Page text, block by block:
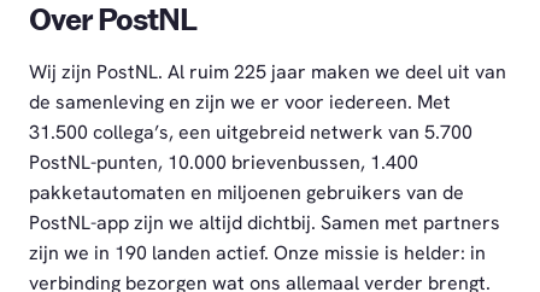
Over PostNL
Wij zijn PostNL. Al ruim 225 jaar maken we deel uit van
de samenleving en zijn we er voor iedereen. Met
31.500 collega’s, een uitgebreid netwerk van 5.700
PostNL-punten, 10.000 brievenbussen, 1.400
pakketautomaten en miljoenen gebruikers van de
PostNL-app zijn we altijd dichtbij. Samen met partners
zijn we in 190 landen actief. Onze missie is helder: in
verbinding bezorgen wat ons allemaal verder brengt.